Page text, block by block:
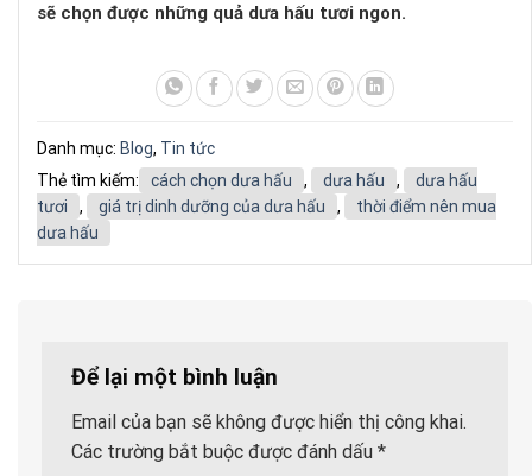
sẽ chọn được những quả dưa hấu tươi ngon.
Danh mục: Blog, Tin tức
Thẻ tìm kiếm:
cách chọn dưa hấu , dưa hấu ,
dưa hấu
tươi
, giá trị dinh dưỡng của dưa hấu ,
thời điểm nên mua
dưa hấu
Để lại một bình luận
Email của bạn sẽ không được hiển thị công khai.
Các trường bắt buộc được đánh dấu *